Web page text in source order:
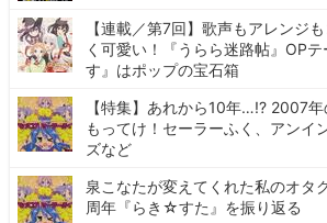
【連載／第7回】歌声もアレンジ
く可愛い！『うらら迷路帖』OP
す』はポップの宝石箱
【特集】あれから10年…!? 2007
もってけ！セーラーふく、アンイ
ズなど
泉こなたが変えてくれた私のオ
周年『らき☆すた』を振り返る